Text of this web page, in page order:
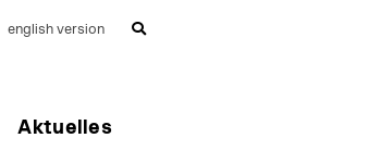
Aktuelles
english version